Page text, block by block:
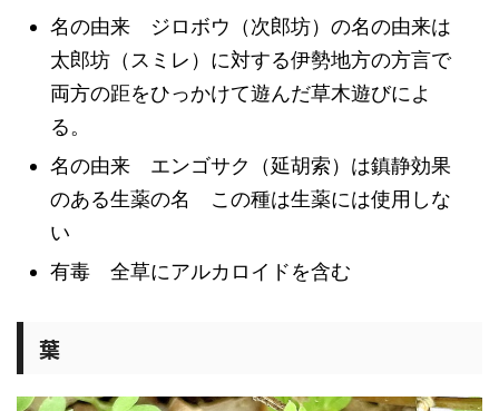
名の由来 ジロボウ（次郎坊）の名の由来は
太郎坊（スミレ）に対する伊勢地方の方言で
両方の距をひっかけて遊んだ草木遊びによ
る。
名の由来 エンゴサク（延胡索）は鎮静効果
のある生薬の名 この種は生薬には使用しな
い
有毒 全草にアルカロイドを含む
葉